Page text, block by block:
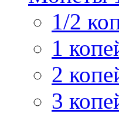
1/2
1
2
3